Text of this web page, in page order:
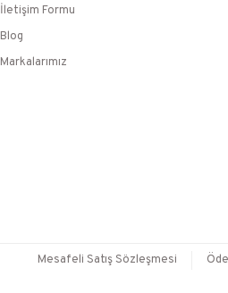
İletişim Formu
Blog
Markalarımız
Mesafeli Satış Sözleşmesi